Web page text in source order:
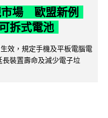
市場 歐盟新例
拆式電池
效，規定手機及平板電腦電
裝置壽命及減少電子垃